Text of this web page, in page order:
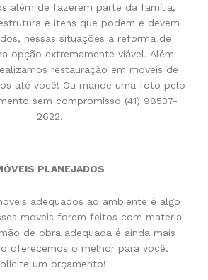
além de fazerem parte da família,
e itens que podem e devem
nessas situações a reforma de
opção extremamente viável. Além
restauração em moveis de
até você! Ou mande uma foto pelo
sem compromisso (41) 98537-
2622.
PLANEJADOS
adequados ao ambiente é algo
moveis forem feitos com material
de obra adequada é ainda mais
oferecemos o melhor para você.
um orçamento!